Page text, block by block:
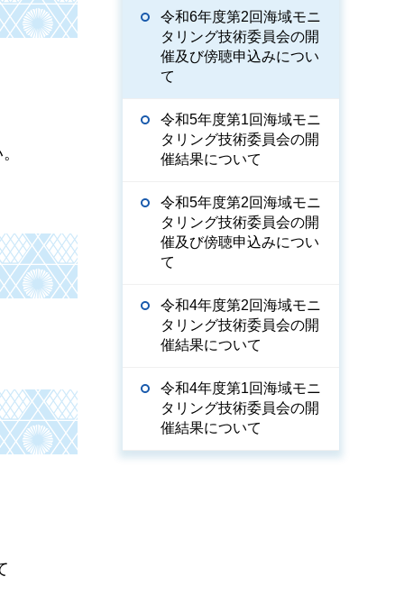
令和6年度第2回海域モニ
タリング技術委員会の開
催及び傍聴申込みについ
て
令和5年度第1回海域モニ
タリング技術委員会の開
催結果について
令和5年度第2回海域モニ
タリング技術委員会の開
催及び傍聴申込みについ
て
令和4年度第2回海域モニ
タリング技術委員会の開
催結果について
令和4年度第1回海域モニ
タリング技術委員会の開
催結果について